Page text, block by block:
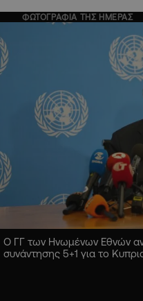
ΦΩΤΟΓΡΑΦΙΑ ΤΗΣ ΗΜΕΡΑΣ
Ο ΓΓ των Ηνωμένων Εθνών
συνάντησης 5+1 για το